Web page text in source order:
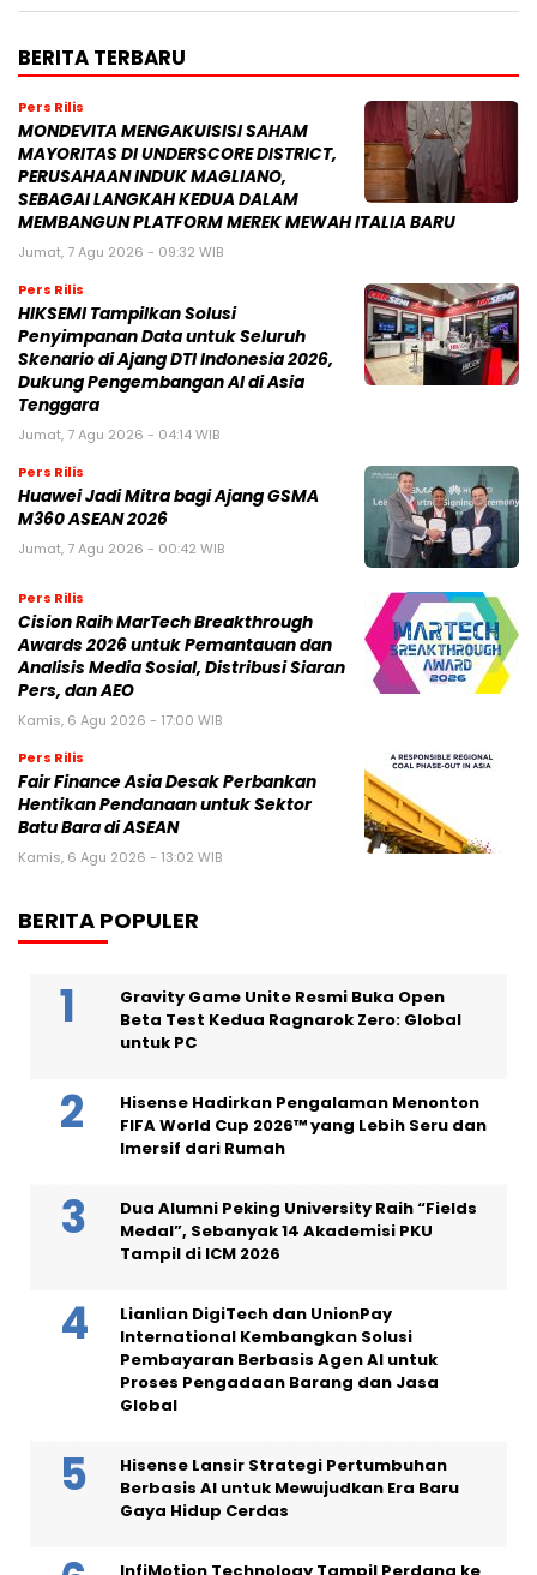
BERITA TERBARU
Pers Rilis
MONDEVITA MENGAKUISISI SAHAM
MAYORITAS DI UNDERSCORE DISTRICT,
PERUSAHAAN INDUK MAGLIANO,
SEBAGAI LANGKAH KEDUA DALAM
MEMBANGUN PLATFORM MEREK MEWAH ITALIA BARU
Jumat, 7 Agu 2026 - 09:32 WIB
Pers Rilis
HIKSEMI Tampilkan Solusi
Penyimpanan Data untuk Seluruh
Skenario di Ajang DTI Indonesia 2026,
Dukung Pengembangan AI di Asia
Tenggara
Jumat, 7 Agu 2026 - 04:14 WIB
Pers Rilis
Huawei Jadi Mitra bagi Ajang GSMA
M360 ASEAN 2026
Jumat, 7 Agu 2026 - 00:42 WIB
Pers Rilis
Cision Raih MarTech Breakthrough
Awards 2026 untuk Pemantauan dan
Analisis Media Sosial, Distribusi Siaran
Pers, dan AEO
Kamis, 6 Agu 2026 - 17:00 WIB
Pers Rilis
Fair Finance Asia Desak Perbankan
Hentikan Pendanaan untuk Sektor
Batu Bara di ASEAN
Kamis, 6 Agu 2026 - 13:02 WIB
BERITA POPULER
Gravity Game Unite Resmi Buka Open
Beta Test Kedua Ragnarok Zero: Global
untuk PC
Hisense Hadirkan Pengalaman Menonton
FIFA World Cup 2026™ yang Lebih Seru dan
Imersif dari Rumah
Dua Alumni Peking University Raih “Fields
Medal”, Sebanyak 14 Akademisi PKU
Tampil di ICM 2026
Lianlian DigiTech dan UnionPay
International Kembangkan Solusi
Pembayaran Berbasis Agen AI untuk
Proses Pengadaan Barang dan Jasa
Global
Hisense Lansir Strategi Pertumbuhan
Berbasis AI untuk Mewujudkan Era Baru
Gaya Hidup Cerdas